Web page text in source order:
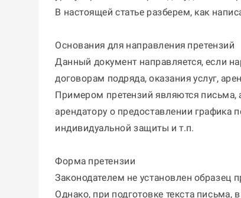
В настоящей статье разберем, как
Основания для направления претензий
Данный документ направляется, если
договорам подряда, оказания услуг,
Примером претензий являются письма,
арендатору о предоставлении графика
индивидуальной защиты и т.п.
Форма претензии
Законодателем не установлен образец
Однако, при подготовке текста письма,